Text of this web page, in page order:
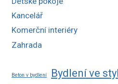
Kancelář
Komerční interiéry
Zahrada
Beton v bydlení
Bydlení ve